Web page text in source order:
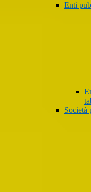
Enti
Società